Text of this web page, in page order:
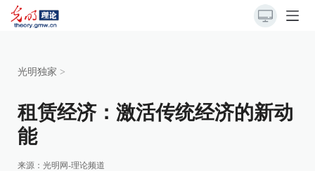
光明独家 >
租赁经济：激活传统经济的新动
能
来源： 光明网-理论频道